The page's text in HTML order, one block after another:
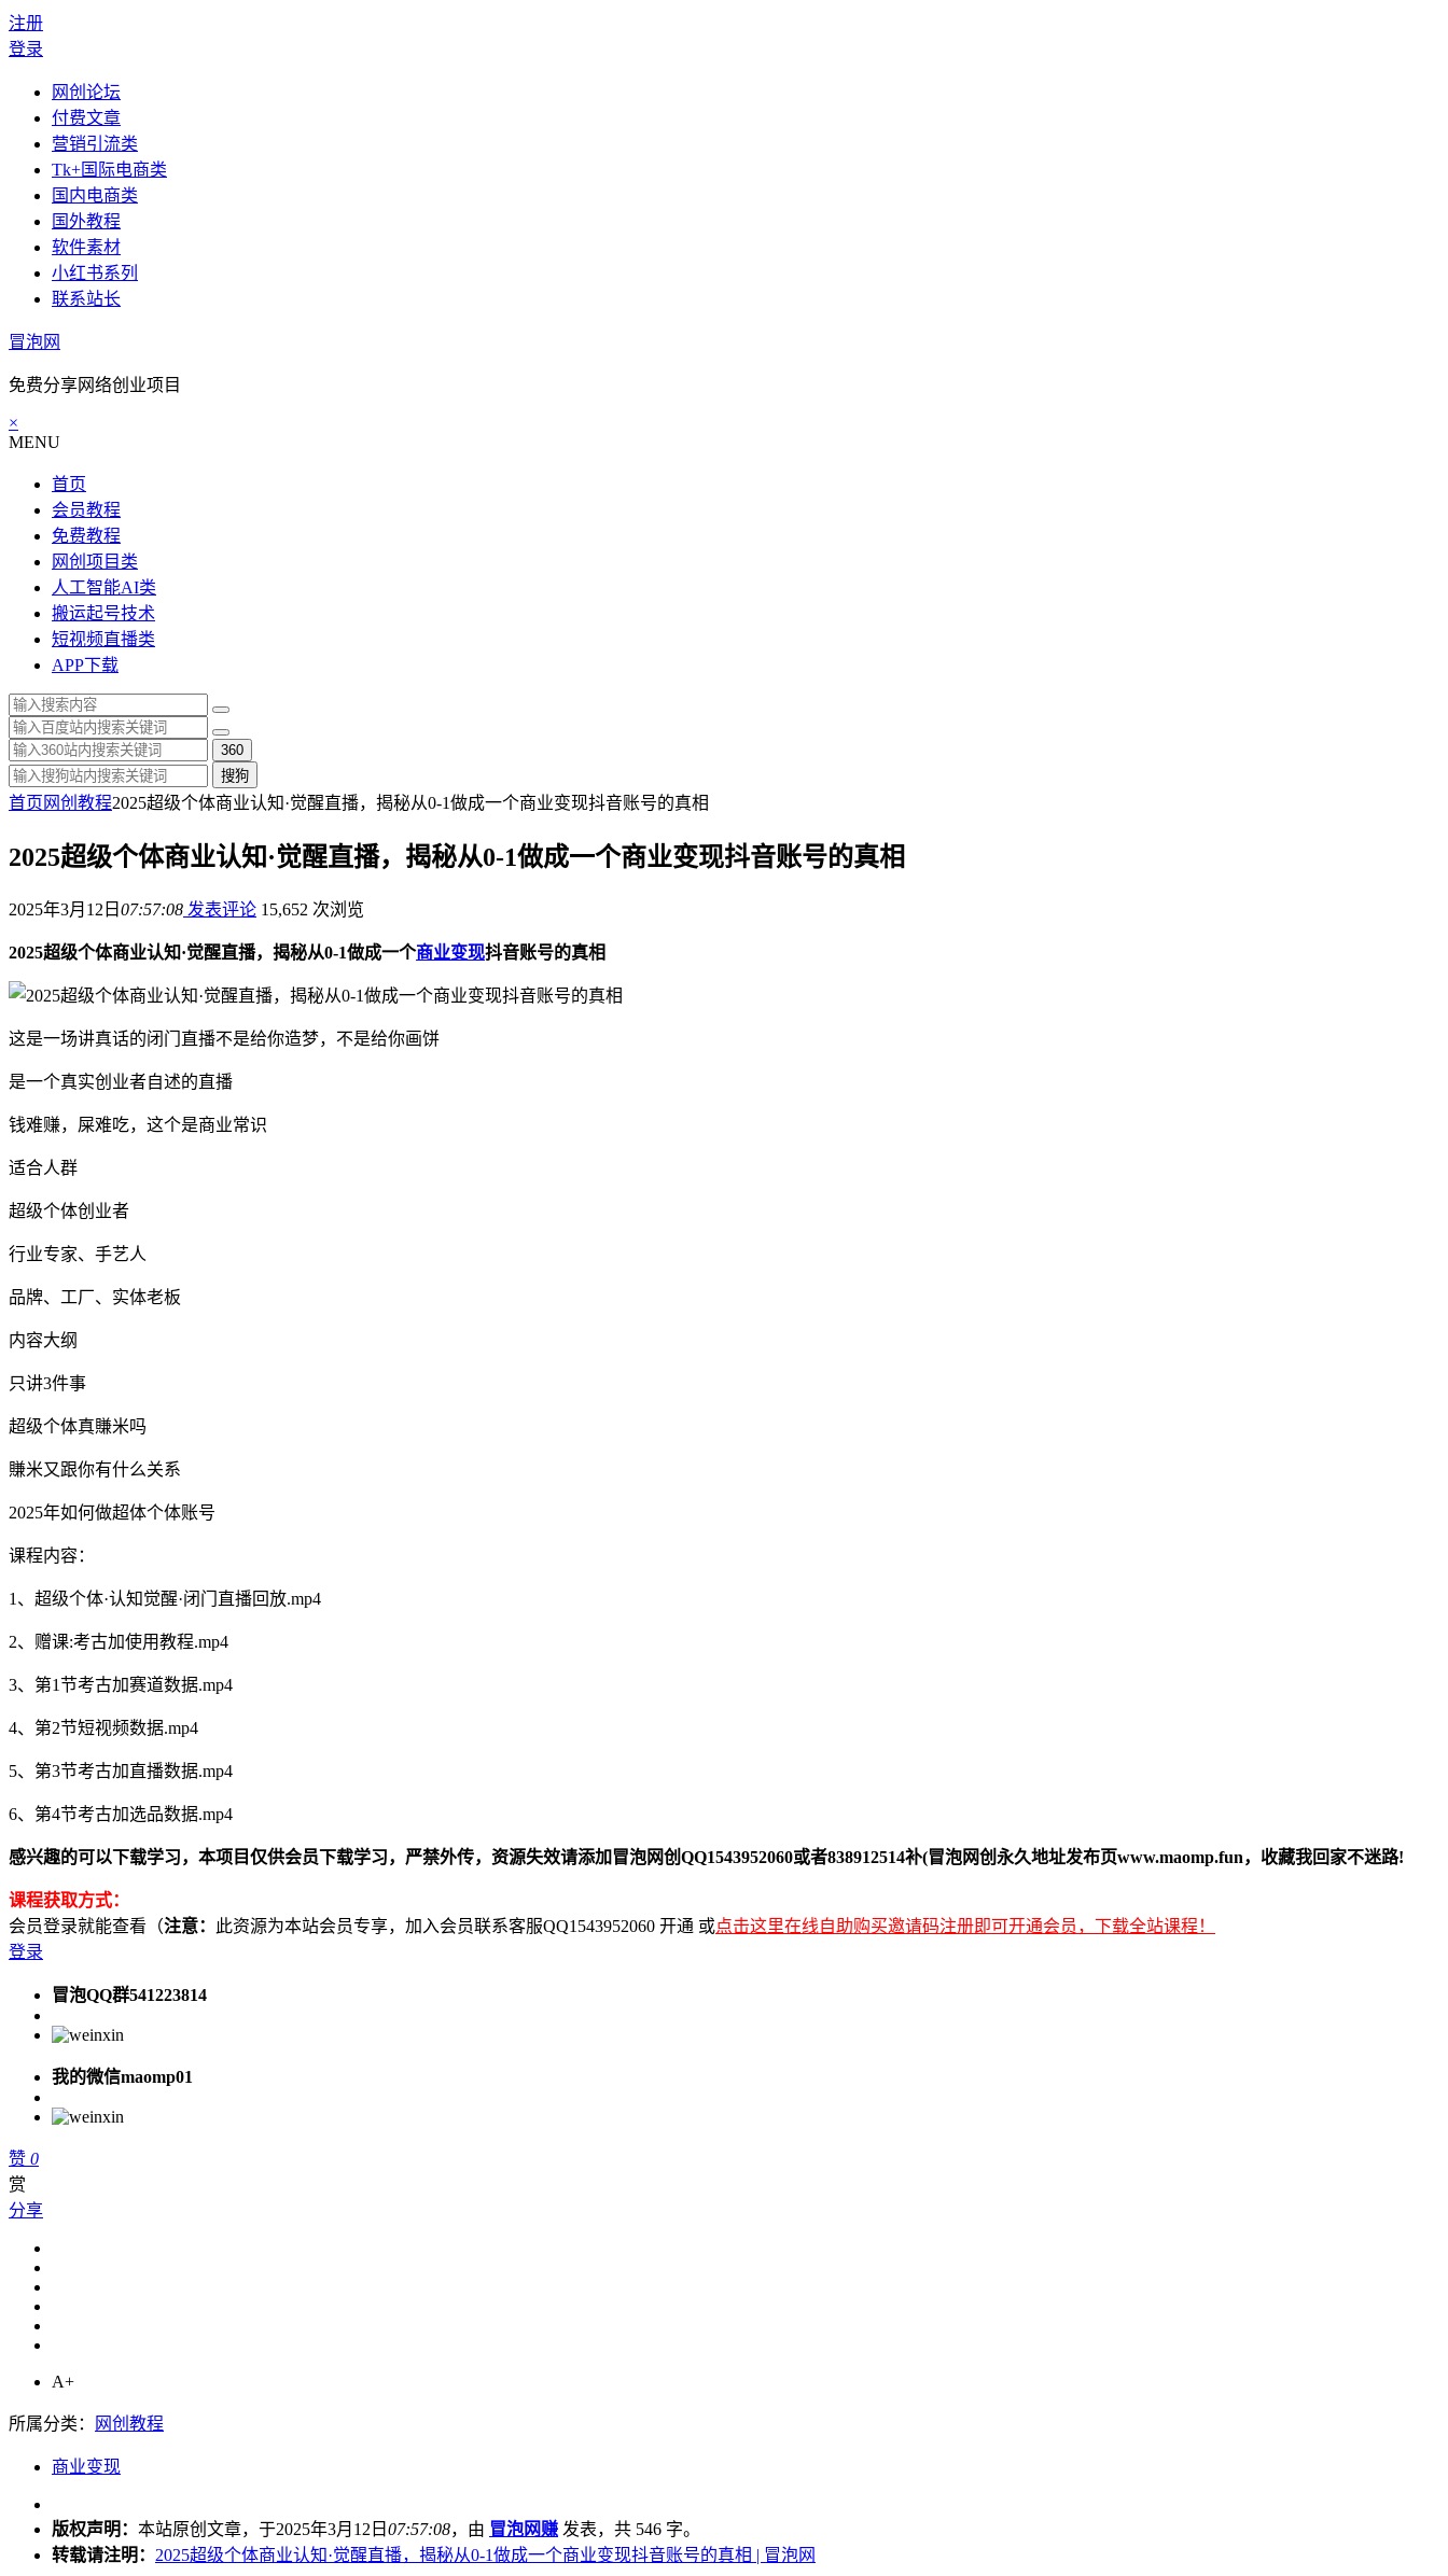
注册
登录
网创论坛
付费文章
营销引流类
Tk+国际电商类
国内电商类
国外教程
软件素材
小红书系列
联系站长
冒泡网
免费分享网络创业项目
×
MENU
首页
会员教程
免费教程
网创项目类
人工智能AI类
搬运起号技术
短视频直播类
APP下载
360
搜狗
首页 网创教程2025超级个体商业认知·觉醒直播，揭秘从0-1做成一个商业变现抖音账号的真相
2025超级个体商业认知·觉醒直播，揭秘从0-1做成一个商业变现抖音账号的真相
2025年3月12日 07:57:08 发表评论 15,652 次浏览
2025超级个体商业认知·觉醒直播，揭秘从0-1做成一个商业变现抖音账号的真相
这是一场讲真话的闭门直播不是给你造梦，不是给你画饼
是一个真实创业者自述的直播
钱难赚，屎难吃，这个是商业常识
适合人群
超级个体创业者
行业专家、手艺人
品牌、工厂、实体老板
内容大纲
只讲3件事
超级个体真賺米吗
賺米又跟你有什么关系
2025年如何做超体个体账号
课程内容：
1、超级个体·认知觉醒·闭门直播回放.mp4
2、赠课:考古加使用教程.mp4
3、第1节考古加赛道数据.mp4
4、第2节短视频数据.mp4
5、第3节考古加直播数据.mp4
6、第4节考古加选品数据.mp4
感兴趣的可以下载学习，本项目仅供会员下载学习，严禁外传，资源失效请添加冒泡网创QQ1543952060或者838912514补(冒泡网创永久地址发布页www.maomp.fun，收藏我回家不迷路!
课程获取方式：
会员登录就能查看（注意： 此资源为本站会员专享，加入会员联系客服QQ1543952060 开通 或点击这里在线自助购买邀请码注册即可开通会员，下载全站课程！
登录
冒泡QQ群541223814
我的微信maomp01
赞 0
赏
分享
A+
所属分类： 网创教程
商业变现
版权声明： 本站原创文章，于2025年3月12日 07:57:08，由 冒泡网赚 发表，共 546 字。
转载请注明： 2025超级个体商业认知·觉醒直播，揭秘从0-1做成一个商业变现抖音账号的真相 | 冒泡网